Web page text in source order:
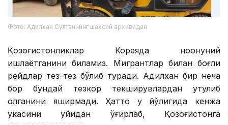
Фото: Адилхан Султаннинг шахсий архивидан
Қозоғистонликлар Кореяда ноқонуний
ишлаётганини биламиз. Мигрантлар билан боғлиқ
рейдлар тез-тез бўлиб туради. Адилхан бир неча
бор бундай тезкор текширувлардан қутулиб
қолганини яширмади. Ҳатто у йўқлигида кенжа
укасини уйидан ўғирлаб, Қозоғистонга